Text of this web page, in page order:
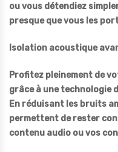
ou vous détendiez
presque que vous les
Isolation acoustique
Profitez pleinement de
grâce à une technologie
En réduisant les bruits
permettent de rester
contenu audio ou vos